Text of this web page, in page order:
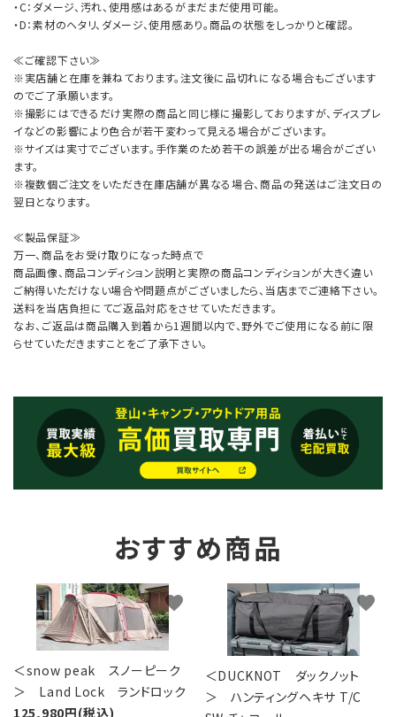
・C：ダメージ、汚れ、使用感はあるがまだまだ使用可能。
・D：素材のヘタリ、ダメージ、使用感あり。商品の状態をしっかりと確認。
≪ご確認下さい≫
※実店舗と在庫を兼ねております。注文後に品切れになる場合もございます
のでご了承願います。
※撮影にはできるだけ実際の商品と同じ様に撮影しておりますが、ディスプレ
イなどの影響により色合が若干変わって見える場合がございます。
※サイズは実寸でございます。手作業のため若干の誤差が出る場合がござい
ます。
※複数個ご注文をいただき在庫店舗が異なる場合、商品の発送はご注文日の
翌日となります。
≪製品保証≫
万一、商品をお受け取りになった時点で
商品画像、商品コンディション説明と実際の商品コンディションが大きく違い
ご納得いただけない場合や問題点がございましたら、当店までご連絡下さい。
送料を当店負担にてご返品対応をさせていただきます。
なお、ご返品は商品購入到着から1週間以内で、野外でご使用になる前に限
らせていただきますことをご了承下さい。
おすすめ商品
＜snow peak スノーピーク
＞ Land Lock ランドロック
125,980円(税込)
favorite
＜DUCKNOT ダックノット
＞ ハンティングヘキサ T/C
favorite